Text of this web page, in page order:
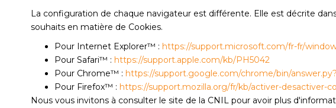
La configuration de chaque navigateur est différente. Elle est décrite
souhaits en matière de Cookies.
Pour Internet Explorer™ : https://support.microsoft.com/fr-fr/
Pour Safari™ : https://support.apple.com/kb/PH5042
Pour Chrome™ : https://support.google.com/chrome/bin/
Pour Firefox™ : https://support.mozilla.org/fr/kb/activer-desactiver-
Nous vous invitons à consulter le site de la CNIL pour avoir plus